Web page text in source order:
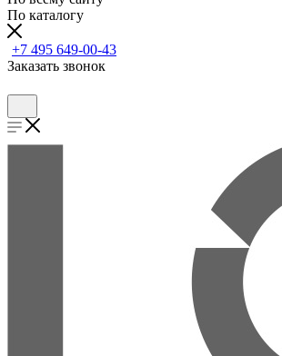
По каталогу
+7 495 649-00-43
Заказать звонок